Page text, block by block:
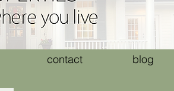
contact blog